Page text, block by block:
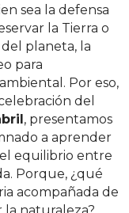
sea la defensa
la Tierra o
planeta, la
para
Por eso,
del
, presentamos
a aprender
equilibrio entre
Porque, ¿qué
acompañada de